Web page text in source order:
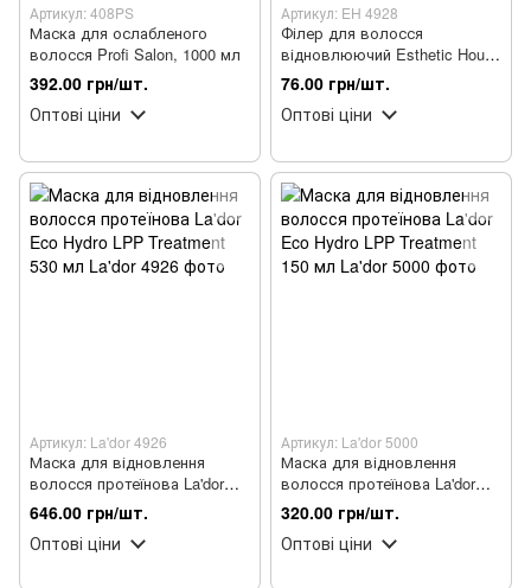
Артикул: 408PS
Маска для ослабленого
волосся Profi Salon, 1000 мл
392.00 грн/шт.
Оптові ціни
Артикул: EH 4928
Філер для волосся
відновлюючий Esthetic House
CP-1 3 Seconds Hair Fill-Up з
керамідами 13 мл
76.00 грн/шт.
Оптові ціни
Артикул: La'dor 4926
Маска для відновлення
волосся протеїнова La'dor
Eco Hydro LPP Treatment 530
мл
646.00 грн/шт.
Оптові ціни
Артикул: La'dor 5000
Маска для відновлення
волосся протеїнова La'dor
Eco Hydro LPP Treatment 150
мл
320.00 грн/шт.
Оптові ціни